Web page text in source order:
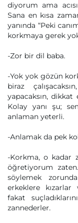
diyorum ama
Sana en kısa
yanında “Peki
korkmaya gerek
-Zor bir dil baba.
-Yok yok gözün
biraz
yapacaksın, dikkat
Kolay yanı şu;
anlaman yeterli.
-Anlamak da pek
-Korkma, o kadar
öğretiyorum
söylemek
erkeklere kızarlar
fakat
zannederler.